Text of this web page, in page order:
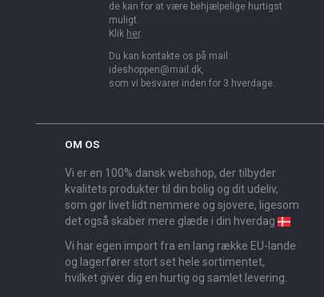
de kan for at være behjælpelige hurtigst
muligt.
Klik her.
Du kan kontakte os på mail:
ideshoppen@mail.dk,
som vi besvarer inden for 3 hverdage.
OM OS
Vi er en 100% dansk webshop, der tilbyder
kvalitets produkter til din bolig og dit udeliv,
som gør livet lidt nemmere og sjovere, ligesom
det også skaber mere glæde i din hverdag
Vi har egen import fra en lang række EU-lande
og lagerfører stort set hele sortimentet,
hvilket giver dig en hurtig og samlet levering.